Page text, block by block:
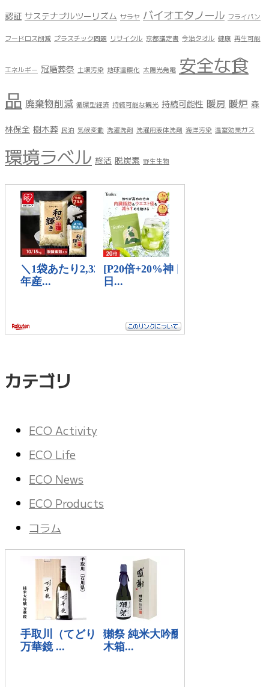
認証 サステナブルツーリズム サラヤ バイオエタノール フライパン
フードロス削減 プラスチック問題 リサイクル 京都議定書 今治タオル 健康 再生可能
エネルギー 冠婚葬祭 土壌汚染 地球温暖化 太陽光発電 安全な食
品 廃棄物削減 循環型経済 持続可能な観光 持続可能性 暖房 暖炉 森
林保全 樹木葬 民泊 気候変動 洗濯洗剤 洗濯用液体洗剤 海洋汚染 温室効果ガス
環境ラベル 終活 脱炭素 野生生物
カテゴリ
ECO Activity
ECO Life
ECO News
ECO Products
コラム